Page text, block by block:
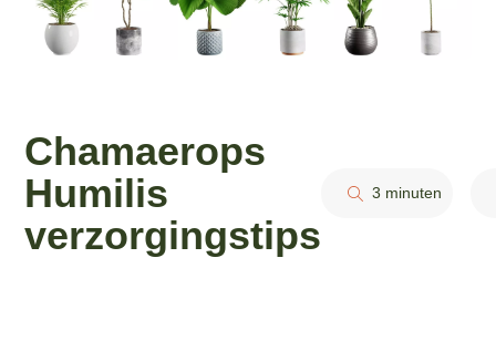
Chamaerops
Humilis
verzorgingstips
3 minuten